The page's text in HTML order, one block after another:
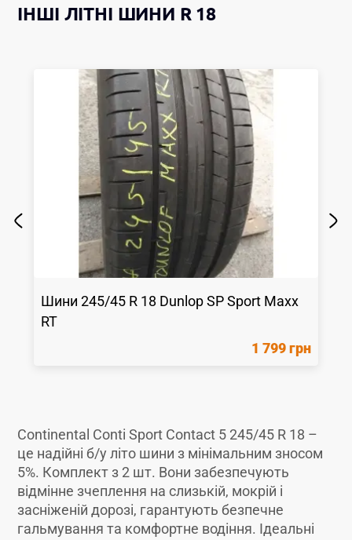
ІНШІ ЛІТНІ ШИНИ R 18
Шини245/45 R 18 Dunlop SP Sport Maxx
RT
1 799 грн
Continental Conti Sport Contact 5 245/45 R 18 –
це надійні б/у літо шини з мінімальним зносом
5%. Комплект з 2 шт. Вони забезпечують
відмінне зчеплення на слизькій, мокрій і
засніженій дорозі, гарантують безпечне
гальмування та комфортне водіння. Ідеальні